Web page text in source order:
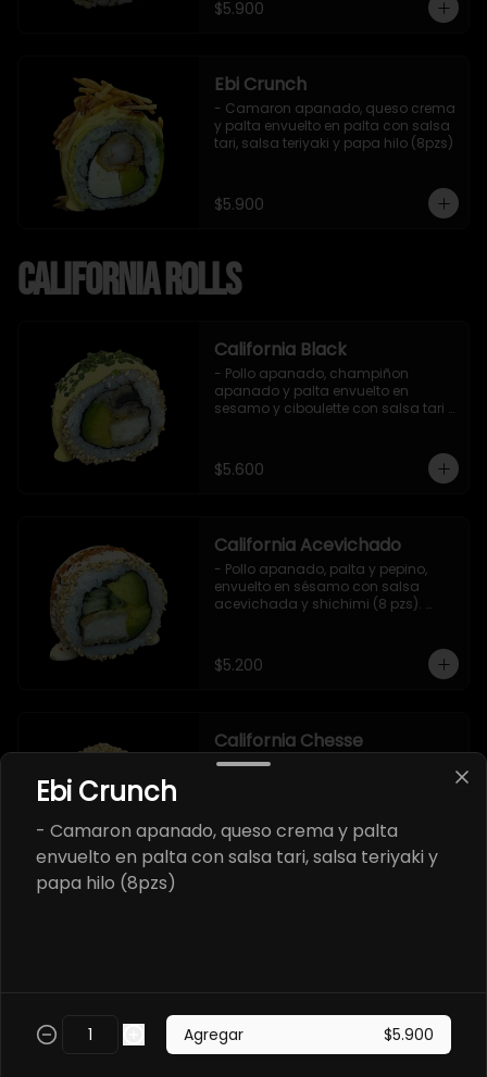
$5.900
Ebi Crunch
- Camaron apanado, queso crema
y palta envuelto en palta con salsa
tari, salsa teriyaki y papa hilo (8pzs)
$5.900
California Rolls
California Black
- Pollo apanado, champiñon
apanado y palta envuelto en
sesamo y ciboulette con salsa tari
$5.600
California Acevichado
- Pollo apanado, palta y pepino,
envuelto en sésamo con salsa
acevichada y shichimi (8 pzs).
$5.200
California Chesse
- Salmon, queso crema y cebollin
$5.700
$5.700
Ebi Crunch
- Camaron apanado, queso crema y palta
envuelto en palta con salsa tari, salsa teriyaki y
papa hilo (8pzs)
Agregar $5.900